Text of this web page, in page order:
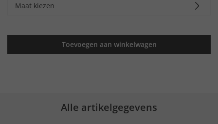
Maat kiezen
Toevoegen aan winkelwagen
Alle artikelgegevens